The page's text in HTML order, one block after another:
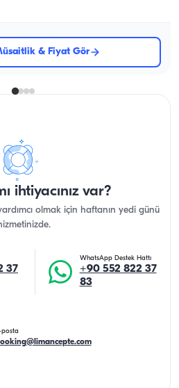
& Fiyat Gör
ihtiyacınız var?
olmak için haftanın yedi günü
37
WhatsApp Destek Hattı
+90 552 822 37
83
posta